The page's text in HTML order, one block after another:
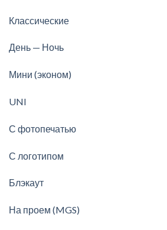
Классические
День — Ночь
Мини (эконом)
UNI
С фотопечатью
С логотипом
Блэкаут
На проем (MGS)